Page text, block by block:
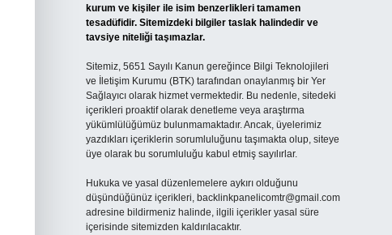
kurum ve kişiler ile isim benzerlikleri tamamen
tesadüfidir. Sitemizdeki bilgiler taslak halindedir ve
tavsiye niteliği taşımazlar.
Sitemiz, 5651 Sayılı Kanun gereğince Bilgi Teknolojileri
ve İletişim Kurumu (BTK) tarafından onaylanmış bir Yer
Sağlayıcı olarak hizmet vermektedir. Bu nedenle, sitedeki
içerikleri proaktif olarak denetleme veya araştırma
yükümlülüğümüz bulunmamaktadır. Ancak, üyelerimiz
yazdıkları içeriklerin sorumluluğunu taşımakta olup, siteye
üye olarak bu sorumluluğu kabul etmiş sayılırlar.
Hukuka ve yasal düzenlemelere aykırı olduğunu
düşündüğünüz içerikleri, backlinkpanelicomtr@gmail.com
adresine bildirmeniz halinde, ilgili içerikler yasal süre
içerisinde sitemizden kaldırılacaktır.